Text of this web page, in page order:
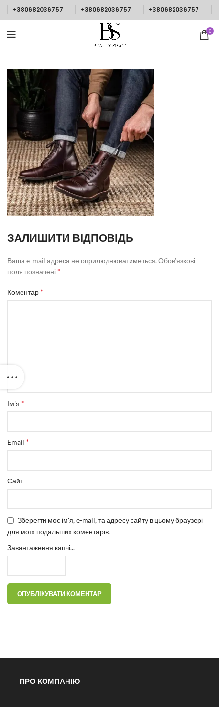
+380682036757 +380682036757 +380682036757
0
ЗАЛИШИТИ ВІДПОВІДЬ
Ваша e-mail адреса не оприлюднюватиметься. Обов’язкові
поля позначені *
Коментар *
Ім'я *
Email *
Сайт
Зберегти моє ім'я, e-mail, та адресу сайту в цьому браузері
для моїх подальших коментарів.
Завантаження капчі...
ПРО КОМПАНІЮ